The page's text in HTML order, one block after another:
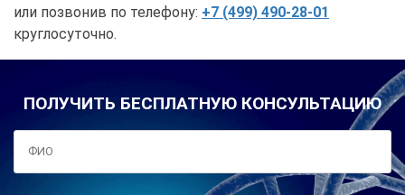
или позвонив по телефону: +7 (499) 490-28-01
круглосуточно.
ПОЛУЧИТЬ БЕСПЛАТНУЮ КОНСУЛЬТАЦИЮ